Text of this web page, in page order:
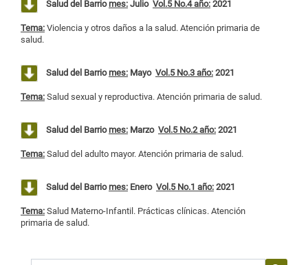
Salud del Barriomes: Julio Vol.5 No.4 año: 2021
Tema: Violencia y otros daños a la salud. Atención primaria de
salud.
Salud del Barriomes: Mayo Vol.5 No.3 año: 2021
Tema: Salud sexual y reproductiva. Atención primaria de salud.
Salud del Barriomes: Marzo Vol.5 No.2 año: 2021
Tema: Salud del adulto mayor. Atención primaria de salud.
Salud del Barriomes: Enero Vol.5 No.1 año: 2021
Tema: Salud Materno-Infantil. Prácticas clínicas. Atención
primaria de salud.